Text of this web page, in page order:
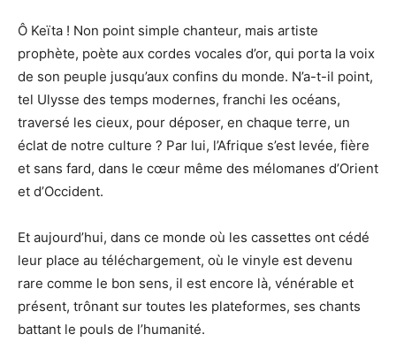
Ô Keïta ! Non point simple chanteur, mais artiste
prophète, poète aux cordes vocales d’or, qui porta la voix
de son peuple jusqu’aux confins du monde. N’a-t-il point,
tel Ulysse des temps modernes, franchi les océans,
traversé les cieux, pour déposer, en chaque terre, un
éclat de notre culture ? Par lui, l’Afrique s’est levée, fière
et sans fard, dans le cœur même des mélomanes d’Orient
et d’Occident.
Et aujourd’hui, dans ce monde où les cassettes ont cédé
leur place au téléchargement, où le vinyle est devenu
rare comme le bon sens, il est encore là, vénérable et
présent, trônant sur toutes les plateformes, ses chants
battant le pouls de l’humanité.